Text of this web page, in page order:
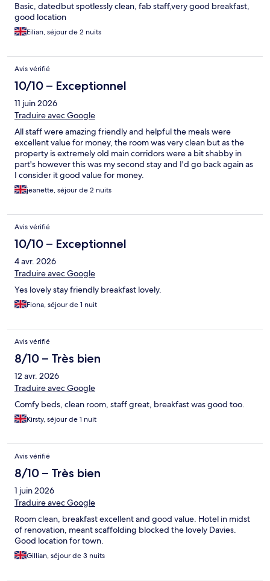
Basic, datedbut spotlessly clean, fab staff,very good breakfast,
good location
Eilian, séjour de 2 nuits
Avis vérifié
10/10 – Exceptionnel
11 juin 2026
Traduire avec Google
All staff were amazing friendly and helpful the meals were
excellent value for money, the room was very clean but as the
property is extremely old main corridors were a bit shabby in
part's however this was my second stay and I'd go back again as
I consider it good value for money.
jeanette, séjour de 2 nuits
Avis vérifié
10/10 – Exceptionnel
4 avr. 2026
Traduire avec Google
Yes lovely stay friendly breakfast lovely.
Fiona, séjour de 1 nuit
Avis vérifié
8/10 – Très bien
12 avr. 2026
Traduire avec Google
Comfy beds, clean room, staff great, breakfast was good too.
Kirsty, séjour de 1 nuit
Avis vérifié
8/10 – Très bien
1 juin 2026
Traduire avec Google
Room clean, breakfast excellent and good value. Hotel in midst
of renovation, meant scaffolding blocked the lovely Davies.
Good location for town.
Gillian, séjour de 3 nuits